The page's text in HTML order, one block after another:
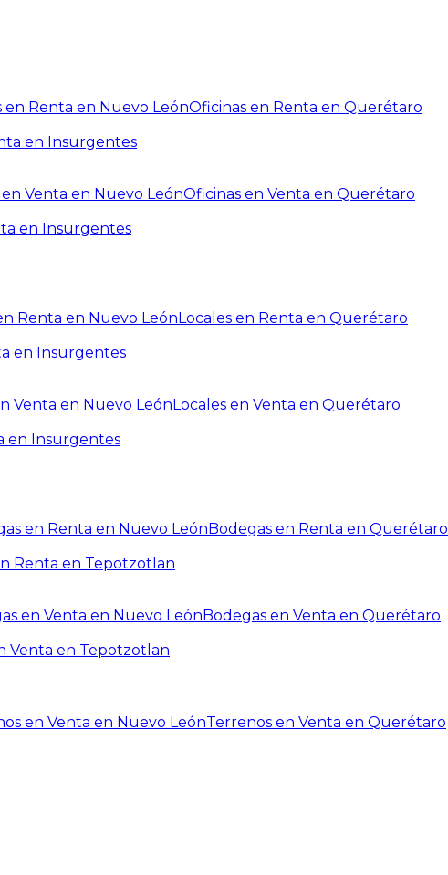
en Renta en Nuevo LeónOficinas en Renta en Querétaro
en Insurgentes
Venta en Nuevo LeónOficinas en Venta en Querétaro
en Insurgentes
Renta en Nuevo LeónLocales en Renta en Querétaro
en Insurgentes
Venta en Nuevo LeónLocales en Venta en Querétaro
en Insurgentes
en Renta en Nuevo LeónBodegas en Renta en Querétaro
Renta en Tepotzotlan
en Venta en Nuevo LeónBodegas en Venta en Querétaro
Venta en Tepotzotlan
en Venta en Nuevo LeónTerrenos en Venta en Querétaro